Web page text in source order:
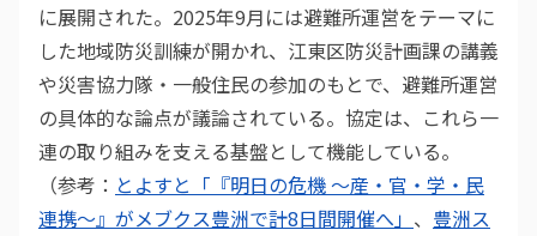
に展開された。2025年9月には避難所運営をテーマに
した地域防災訓練が開かれ、江東区防災計画課の講義
や災害協力隊・一般住民の参加のもとで、避難所運営
の具体的な論点が議論されている。協定は、これら一
連の取り組みを支える基盤として機能している。
（参考： とよすと「『明日の危機 〜産・官・学・民
連携〜』がメブクス豊洲で計8日間開催へ」 、 豊洲ス